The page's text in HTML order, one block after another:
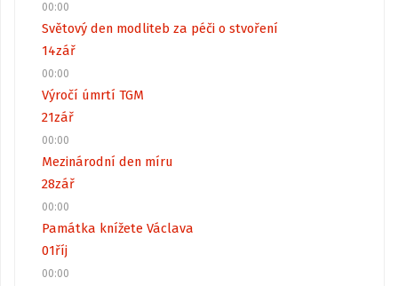
00:00
Světový den modliteb za péči o stvoření
14zář
00:00
Výročí úmrtí TGM
21zář
00:00
Mezinárodní den míru
28zář
00:00
Památka knížete Václava
01říj
00:00